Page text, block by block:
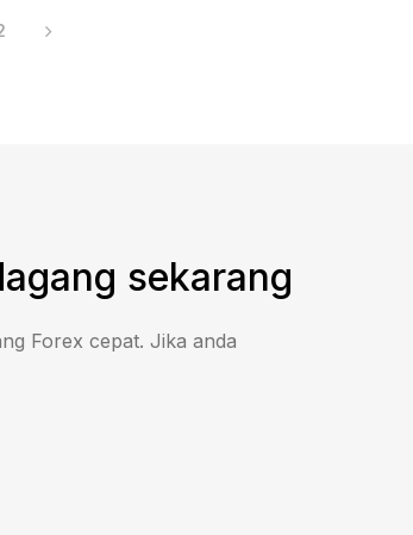
sekarang
Forex cepat. Jika anda